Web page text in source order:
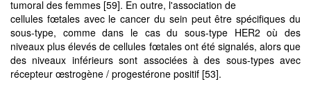
tumoral des femmes [59]. En outre, l'association de
cellules fœtales avec le cancer du sein peut être spécifiques du
sous-type, comme dans le cas du sous-type HER2 où des
niveaux plus élevés de cellules fœtales ont été signalés, alors que
des niveaux inférieurs sont associées à des sous-types avec
récepteur œstrogène / progestérone positif [53].